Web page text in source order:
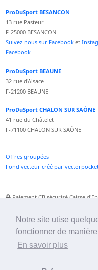
Notre site utise
fonctionner de
En savoir plus
ProDuSport BESANCON
13 rue Pasteur
F-25000 BESANCON
Suivez-nous sur Facebook et
Facebook
ProDuSport BEAUNE
32 rue d'Alsace
F-21200 BEAUNE
ProDuSport CHALON SUR SAÔNE
41 rue du Châtelet
F-71100 CHALON SUR SAÔNE
Offres groupées
Fond vecteur créé par
Paiement CB sécurisé
Paiement Paypal accepté